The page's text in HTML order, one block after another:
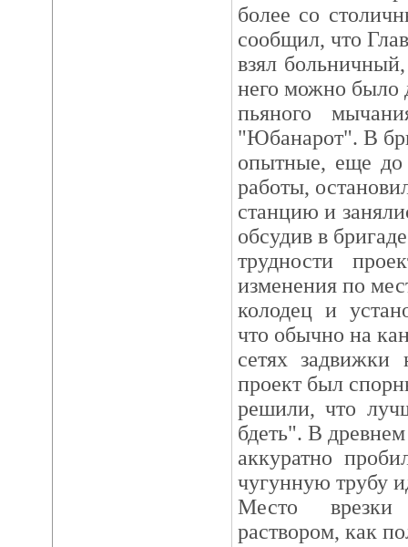
более со
сообщил, что
взял
него можно было
пьяного
"Юбанарот". В
опытные, еще до
работы,
станцию и
обсудив в
трудности
изменения по
колодец и
что обычно на
сетях задвижки
проект был
решили, что
бдеть". В
аккуратно
чугунную трубу
Место
раствором, как